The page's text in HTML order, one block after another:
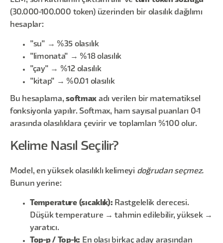
(30.000-100.000 token) üzerinden bir olasılık dağılımı
hesaplar:
"su" → %35 olasılık
"limonata" → %18 olasılık
"çay" → %12 olasılık
"kitap" → %0.01 olasılık
Bu hesaplama,softmax adı verilen bir matematiksel
fonksiyonla yapılır. Softmax, ham sayısal puanları 0-1
arasında olasılıklara çevirir ve toplamları %100 olur.
Kelime Nasıl Seçilir?
Model, en yüksek olasılıklı kelimeyi doğrudan seçmez.
Bunun yerine:
Temperature (sıcaklık): Rastgelelik derecesi.
Düşük temperature → tahmin edilebilir, yüksek →
yaratıcı.
Top-p / Top-k: En olası birkaç aday arasından